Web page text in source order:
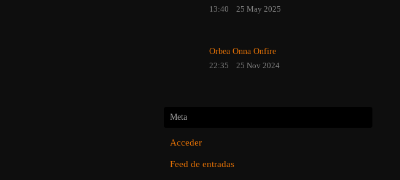
13:40 25 May 2025
Orbea Onna Onfire
22:35 25 Nov 2024
Meta
Acceder
Feed de entradas